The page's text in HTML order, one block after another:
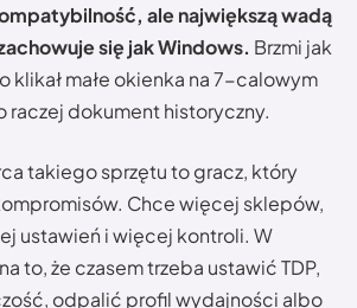
ale największą wadą
się jak Windows. Brzmi jak
klikał małe okienka na 7-calowym
raczej dokument historyczny.
takiego sprzętu to gracz, który
Chce więcej sklepów,
ustawień i więcej kontroli. W
to, że czasem trzeba ustawić TDP,
odpalić profil wydajności albo